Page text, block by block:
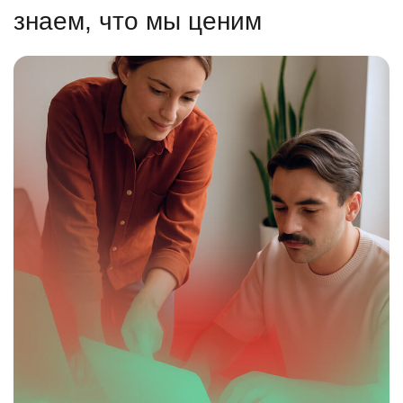
знаем, что мы ценим